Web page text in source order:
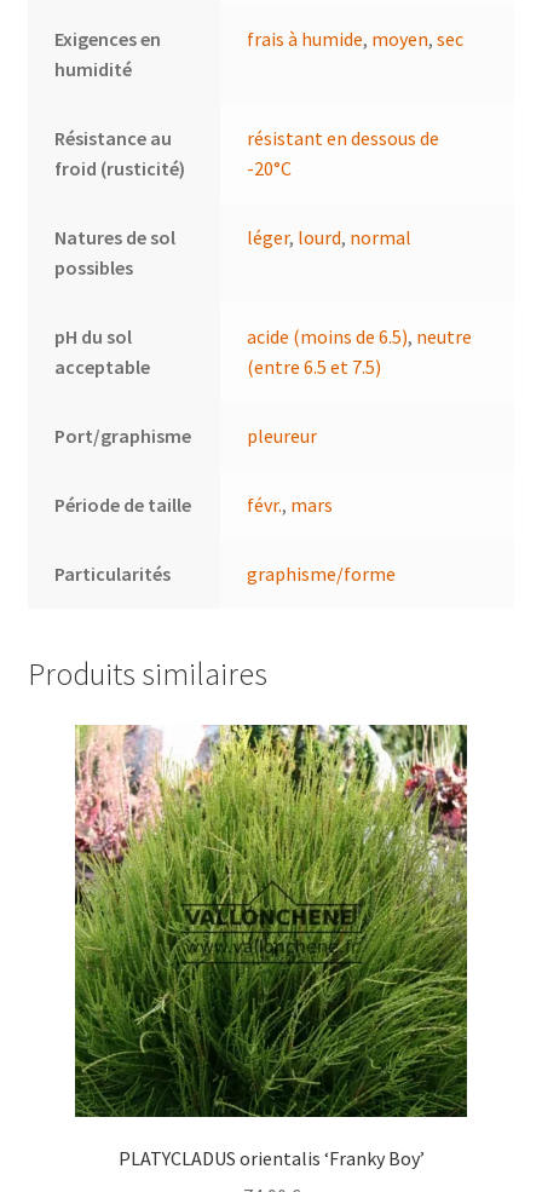
Exigences en
humidité
frais à humide, moyen,sec
Résistance au
froid (rusticité)
résistant en dessous de
-20°C
Natures de sol
possibles
léger, lourd, normal
pH du sol
acceptable
acide (moins de 6.5), neutre
(entre 6.5 et 7.5)
Port/graphisme pleureur
Période de taille févr., mars
Particularités graphisme/forme
Produits similaires
PLATYCLADUS orientalis ‘Franky Boy’